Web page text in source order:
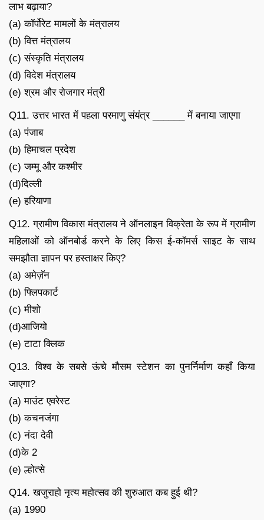
लाभ बढ़ाया?
(a) कॉर्पोरेट मामलों के मंत्रालय
(b) वित्त मंत्रालय
(c) संस्कृति मंत्रालय
(d) विदेश मंत्रालय
(e) श्रम और रोजगार मंत्री
Q11. उत्तर भारत में पहला परमाणु संयंत्र ______ में बनाया जाएगा
(a) पंजाब
(b) हिमाचल प्रदेश
(c) जम्मू और कश्मीर
(d)दिल्ली
(e) हरियाणा
Q12. ग्रामीण विकास मंत्रालय ने ऑनलाइन विक्रेता के रूप में ग्रामीण
महिलाओं को ऑनबोर्ड करने के लिए किस ई-कॉमर्स साइट के साथ
समझौता ज्ञापन पर हस्ताक्षर किए?
(a) अमेज़ॅन
(b) फ्लिपकार्ट
(c) मीशो
(d)आजियो
(e) टाटा क्लिक
Q13. विश्व के सबसे ऊंचे मौसम स्टेशन का पुनर्निर्माण कहाँ किया
जाएगा?
(a) माउंट एवरेस्ट
(b) कचनजंगा
(c) नंदा देवी
(d)के 2
(e) ल्होत्से
Q14. खजुराहो नृत्य महोत्सव की शुरुआत कब हुई थी?
(a) 1990